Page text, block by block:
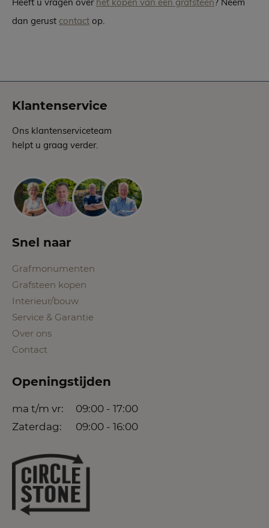
dan gerust contact op.
Klantenservice
Ons klantenserviceteam
helpt u graag verder.
Snel naar
Grafmonumenten
Grafsteen kopen
Interieur/bouw
Service & Garantie
Over ons
Contact
Openingstijden
ma t/m vr:
09:00 - 17:00
Zaterdag:
09:00 - 16:00